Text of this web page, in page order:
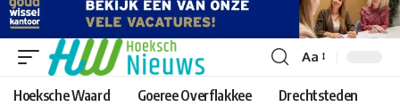
Lettergrootte
aanpassen
Aa
Hoeksche Waard Goeree Overflakkee Drechtsteden